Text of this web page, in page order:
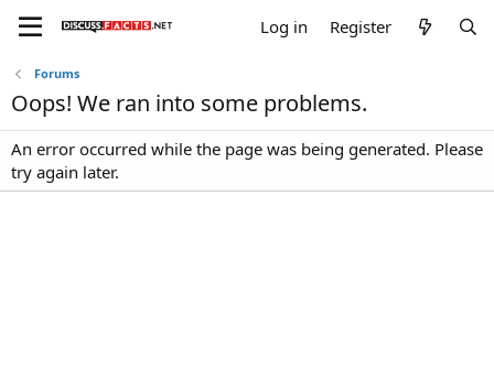
Log in Register
Forums
Oops! We ran into some problems.
An error occurred while the page was being generated. Please
try again later.